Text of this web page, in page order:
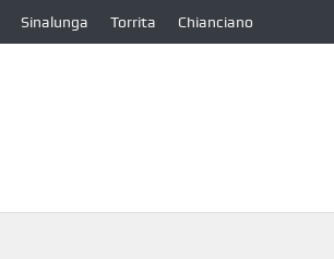
Sinalunga Torrita Chianciano